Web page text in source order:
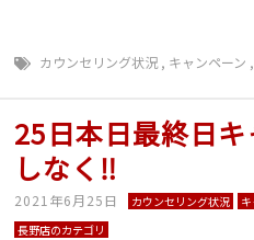
カウンセリング状況 , キャンペーン ,
25日本日最終日
しなく‼
2021年6月25日 カウンセリング状況
長野店のカテゴリ